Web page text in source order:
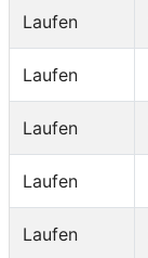
Laufen
Laufen
Laufen
Laufen
Laufen